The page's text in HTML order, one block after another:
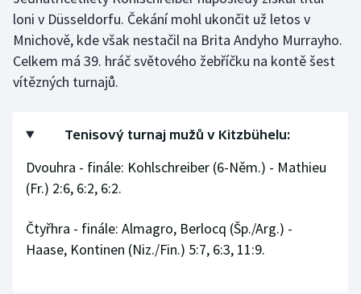
Golf
Jezdectví
Judo
Krasobruslení
loni v Düsseldorfu. Čekání mohl ukončit už letos v
Mnichově, kde však nestačil na Brita Andyho Murrayho.
Celkem má 39. hráč světového žebříčku na kontě šest
vítězných turnajů.
Tenisový turnaj mužů v Kitzbühelu:
Dvouhra - finále: Kohlschreiber (6-Něm.) - Mathieu
(Fr.) 2:6, 6:2, 6:2.
Čtyřhra - finále: Almagro, Berlocq (Šp./Arg.) -
Haase, Kontinen (Niz./Fin.) 5:7, 6:3, 11:9.